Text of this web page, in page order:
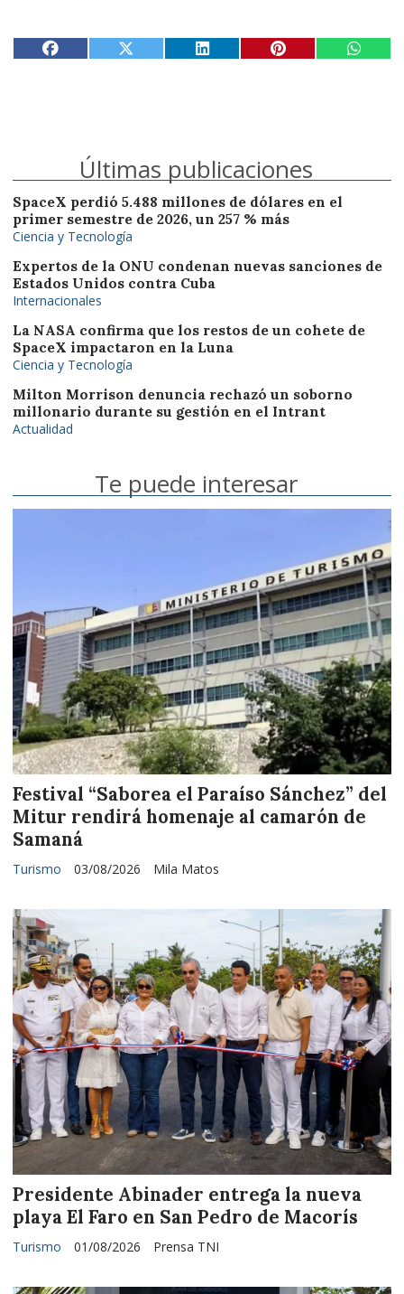
Últimas publicaciones
SpaceX perdió 5.488 millones de dólares en el
primer semestre de 2026, un 257 % más
Ciencia y Tecnología
Expertos de la ONU condenan nuevas sanciones de
Estados Unidos contra Cuba
Internacionales
La NASA confirma que los restos de un cohete de
SpaceX impactaron en la Luna
Ciencia y Tecnología
Milton Morrison denuncia rechazó un soborno
millonario durante su gestión en el Intrant
Actualidad
Te puede interesar
Festival “Saborea el Paraíso Sánchez” del
Mitur rendirá homenaje al camarón de
Samaná
Mila Matos
Turismo 03/08/2026
Presidente Abinader entrega la nueva
playa El Faro en San Pedro de Macorís
Prensa TNI
Turismo 01/08/2026